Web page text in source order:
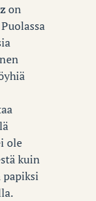
on
ole
kuin